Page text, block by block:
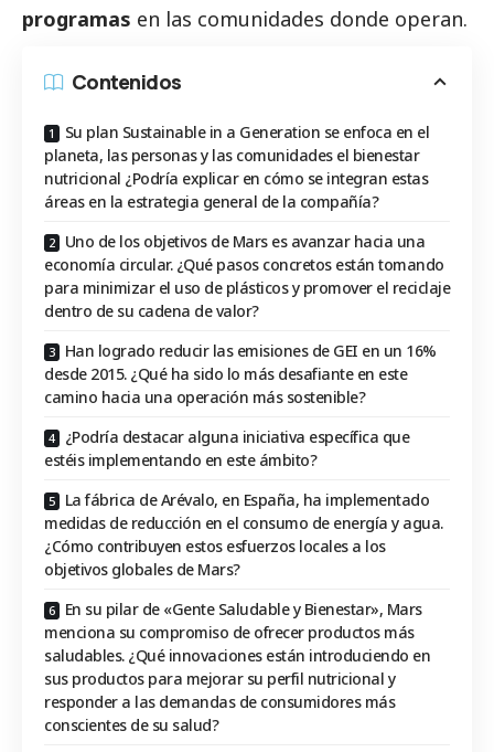
programas en las comunidades donde operan.
Contenidos
Su plan Sustainable in a Generation se enfoca en el
planeta, las personas y las comunidades el bienestar
nutricional ¿Podría explicar en cómo se integran estas
áreas en la estrategia general de la compañía?
Uno de los objetivos de Mars es avanzar hacia una
economía circular. ¿Qué pasos concretos están tomando
para minimizar el uso de plásticos y promover el reciclaje
dentro de su cadena de valor?
Han logrado reducir las emisiones de GEI en un 16%
desde 2015. ¿Qué ha sido lo más desafiante en este
camino hacia una operación más sostenible?
¿Podría destacar alguna iniciativa específica que
estéis implementando en este ámbito?
La fábrica de Arévalo, en España, ha implementado
medidas de reducción en el consumo de energía y agua.
¿Cómo contribuyen estos esfuerzos locales a los
objetivos globales de Mars?
En su pilar de «Gente Saludable y Bienestar», Mars
menciona su compromiso de ofrecer productos más
saludables. ¿Qué innovaciones están introduciendo en
sus productos para mejorar su perfil nutricional y
responder a las demandas de consumidores más
conscientes de su salud?